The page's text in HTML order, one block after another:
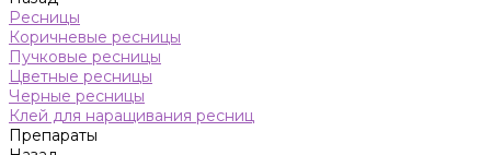
Ресницы
Коричневые ресницы
Пучковые ресницы
Цветные ресницы
Черные ресницы
Клей для наращивания ресниц
Препараты